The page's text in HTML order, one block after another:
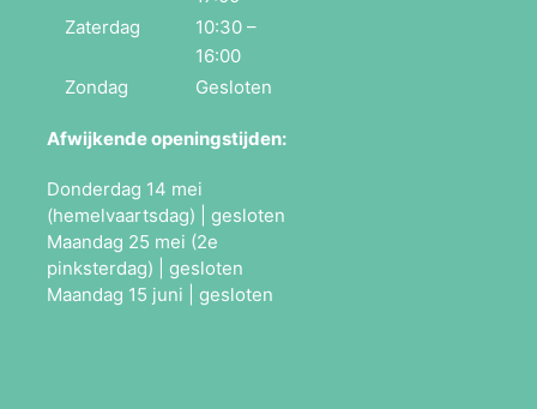
Zaterdag
10:30 –
16:00
Zondag
Gesloten
Afwijkende openingstijden:
Donderdag 14 mei
(hemelvaartsdag) | gesloten
Maandag 25 mei (2e
pinksterdag) | gesloten
Maandag 15 juni | gesloten